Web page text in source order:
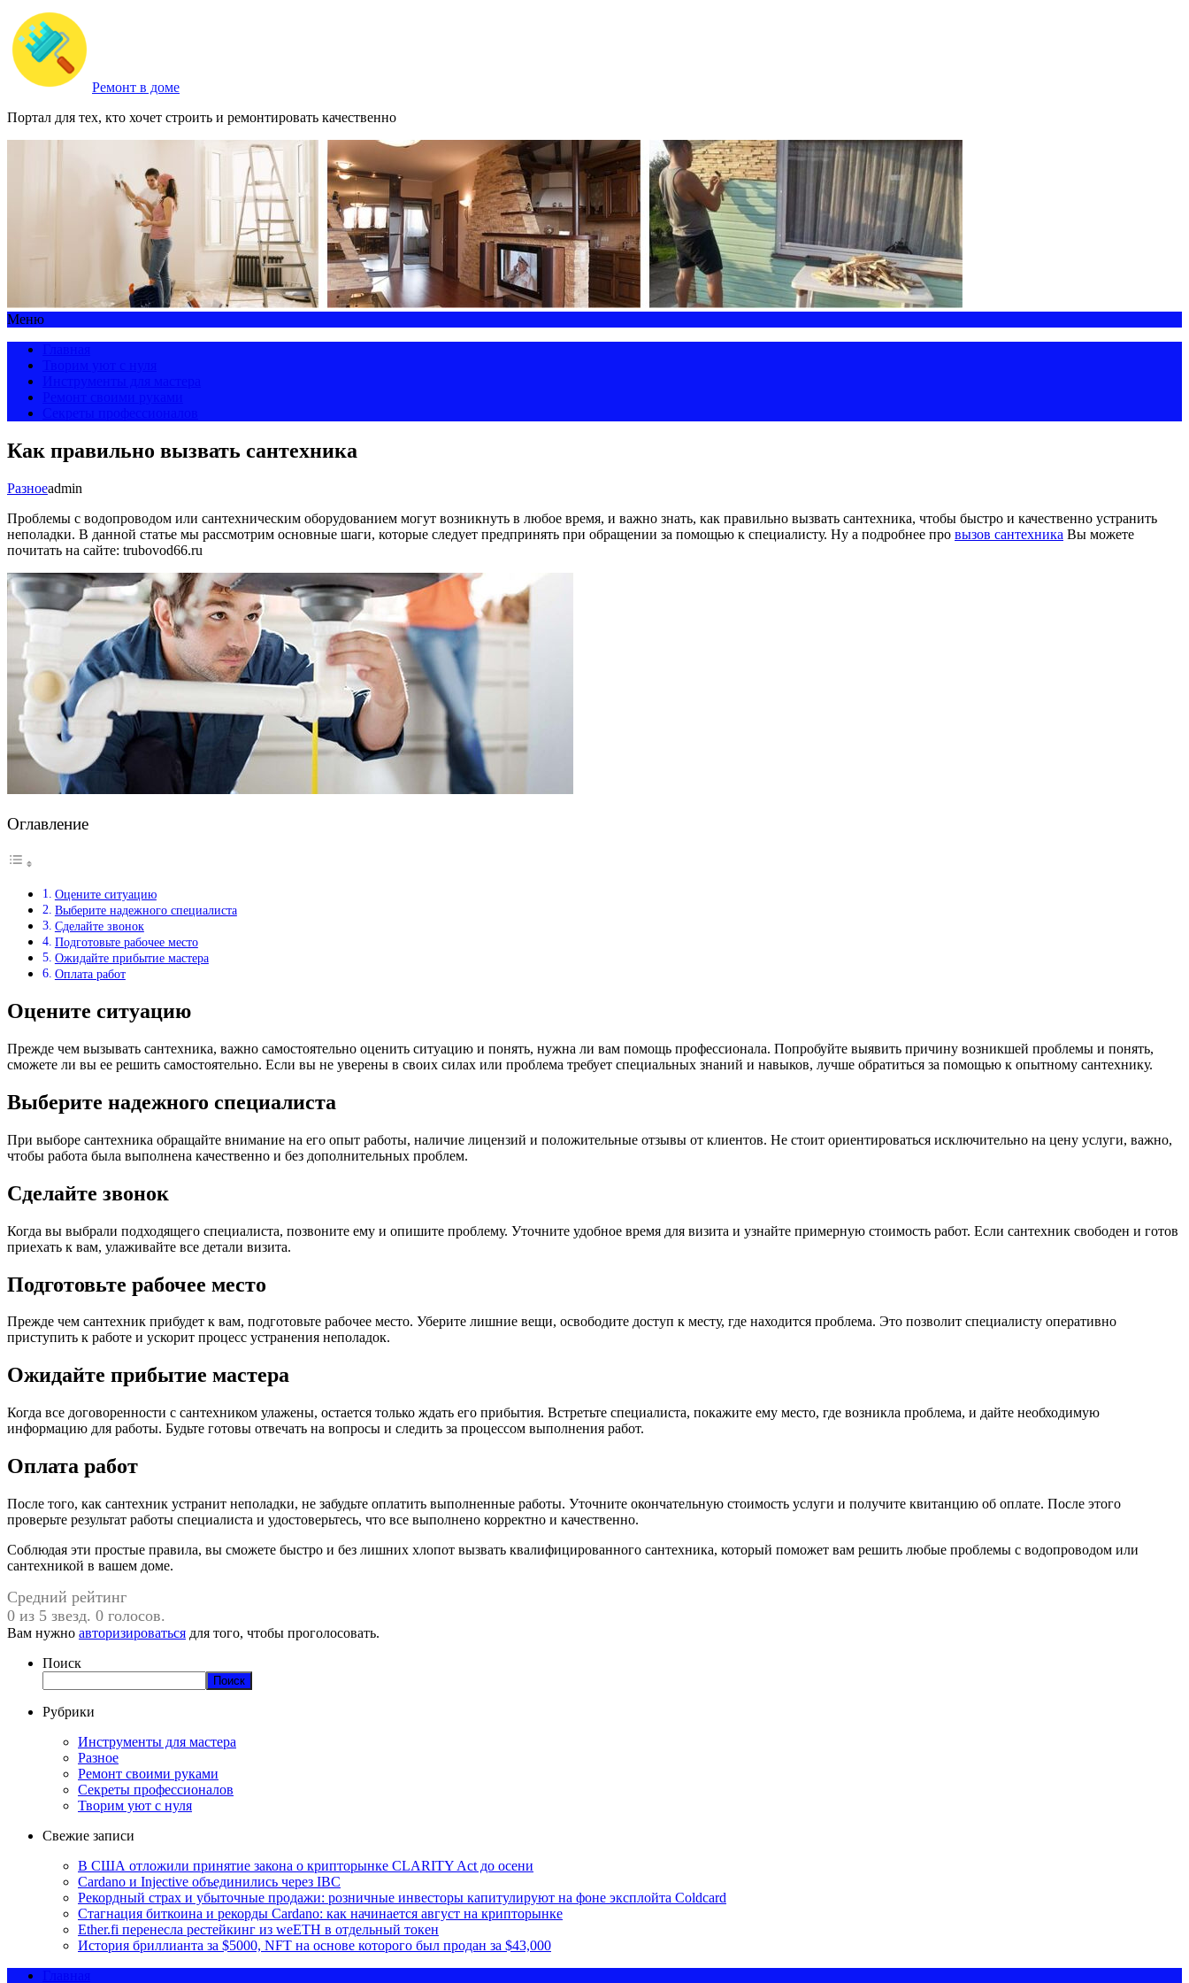
Ремонт в доме
Портал для тех, кто хочет строить и ремонтировать качественно
Меню
Как правильно вызвать сантехника
Разноеadmin
Проблемы с водопроводом или сантехническим оборудованием могут возникнуть в любое время, и важно знать, как правильно вызвать сантехника, чтобы быстро и качественно устранить
неполадки. В данной статье мы рассмотрим основные шаги, которые следует предпринять при обращении за помощью к специалисту. Ну а подробнее про вызов сантехника Вы можете
почитать на сайте: trubovod66.ru
Оглавление
Оцените ситуацию
Выберите надежного специалиста
Сделайте звонок
Подготовьте рабочее место
Ожидайте прибытие мастера
Оплата работ
Оцените ситуацию
Прежде чем вызывать сантехника, важно самостоятельно оценить ситуацию и понять, нужна ли вам помощь профессионала. Попробуйте выявить причину возникшей проблемы и понять,
сможете ли вы ее решить самостоятельно. Если вы не уверены в своих силах или проблема требует специальных знаний и навыков, лучше обратиться за помощью к опытному сантехнику.
Выберите надежного специалиста
При выборе сантехника обращайте внимание на его опыт работы, наличие лицензий и положительные отзывы от клиентов. Не стоит ориентироваться исключительно на цену услуги, важно,
чтобы работа была выполнена качественно и без дополнительных проблем.
Сделайте звонок
Когда вы выбрали подходящего специалиста, позвоните ему и опишите проблему. Уточните удобное время для визита и узнайте примерную стоимость работ. Если сантехник свободен и готов
приехать к вам, улаживайте все детали визита.
Подготовьте рабочее место
Прежде чем сантехник прибудет к вам, подготовьте рабочее место. Уберите лишние вещи, освободите доступ к месту, где находится проблема. Это позволит специалисту оперативно
приступить к работе и ускорит процесс устранения неполадок.
Ожидайте прибытие мастера
Когда все договоренности с сантехником улажены, остается только ждать его прибытия. Встретьте специалиста, покажите ему место, где возникла проблема, и дайте необходимую
информацию для работы. Будьте готовы отвечать на вопросы и следить за процессом выполнения работ.
Оплата работ
После того, как сантехник устранит неполадки, не забудьте оплатить выполненные работы. Уточните окончательную стоимость услуги и получите квитанцию об оплате. После этого
проверьте результат работы специалиста и удостоверьтесь, что все выполнено корректно и качественно.
Соблюдая эти простые правила, вы сможете быстро и без лишних хлопот вызвать квалифицированного сантехника, который поможет вам решить любые проблемы с водопроводом или
сантехникой в вашем доме.
Средний рейтинг
0 из 5 звезд. 0 голосов.
Вам нужно авторизироваться для того, чтобы проголосовать.
Поиск
Поиск
Рубрики
Инструменты для мастера
Разное
Ремонт своими руками
Секреты профессионалов
Творим уют с нуля
Свежие записи
В США отложили принятие закона о крипторынке CLARITY Act до осени
Cardano и Injective объединились через IBC
Рекордный страх и убыточные продажи: розничные инвесторы капитулируют на фоне эксплойта Coldcard
Стагнация биткоина и рекорды Cardano: как начинается август на крипторынке
Ether.fi перенесла рестейкинг из weETH в отдельный токен
История бриллианта за $5000, NFT на основе которого был продан за $43,000